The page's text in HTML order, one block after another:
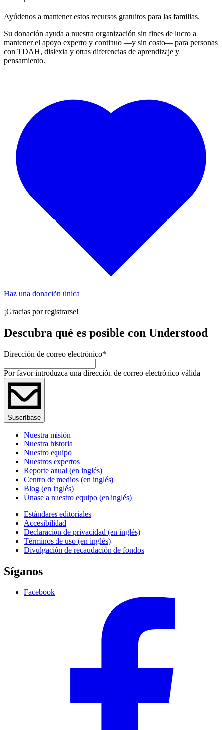
Ayúdenos a mantener estos recursos gratuitos para las familias.
Su donación ayuda a nuestra organización sin fines de lucro a
mantener el apoyo experto y continuo —y sin costo— para personas
con TDAH, dislexia y otras diferencias de aprendizaje y
pensamiento.
Haz una donación única
¡Gracias por registrarse!
Descubra qué es posible con Understood
Dirección de correo electrónico*
Por favor introduzca una dirección de correo electrónico válida
Suscríbase
Nuestra misión
Nuestra historia
Nuestro equipo
Nuestros expertos
Reporte anual (en inglés)
Centro de medios (en inglés)
Blog (en inglés)
Únase a nuestro equipo (en inglés)
Estándares editoriales
Accesibilidad
Declaración de privacidad (en inglés)
Términos de uso (en inglés)
Divulgación de recaudación de fondos
Síganos
Facebook